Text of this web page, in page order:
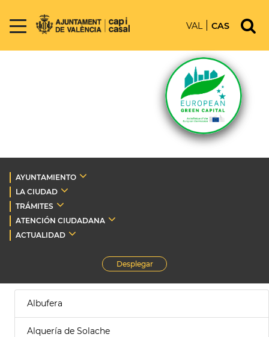
VAL CAS
AYUNTAMIENTO
LA CIUDAD
TRÁMITES
ATENCIÓN CIUDADANA
ACTUALIDAD
Desplegar
Albufera
Alquería de Solache